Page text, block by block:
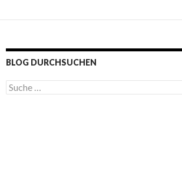
BLOG DURCHSUCHEN
S
u